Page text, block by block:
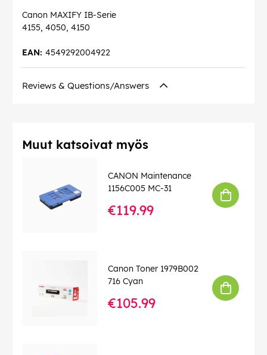
Canon MAXIFY IB-Serie
4155, 4050, 4150
4549292004922
EAN:
Reviews & Questions/Answers
Muut katsoivat myös
CANON Maintenance
1156C005 MC-31
€119.99
Canon Toner 1979B002
716 Cyan
€105.99